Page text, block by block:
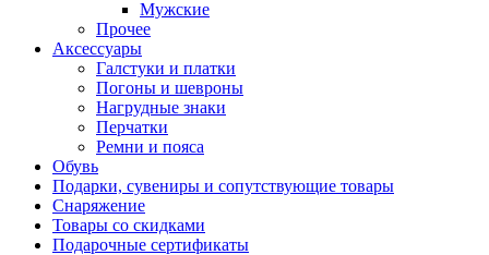
Мужские
Прочее
Аксессуары
Галстуки и платки
Погоны и шевроны
Нагрудные знаки
Перчатки
Ремни и пояса
Обувь
Подарки, сувениры и сопутствующие товары
Снаряжение
Товары со скидками
Подарочные сертификаты